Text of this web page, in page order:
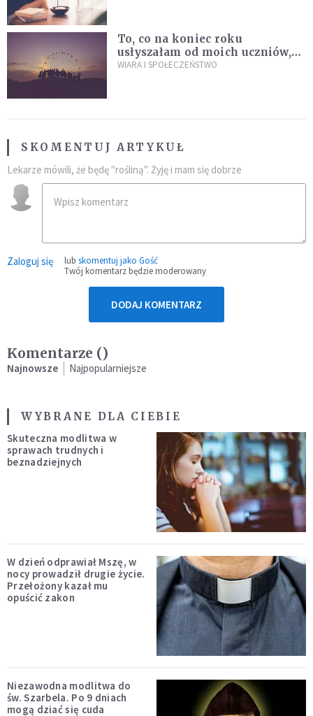
To, co na koniec roku
usłyszałam od moich uczniów,
idealnie tłumaczy nową
WIARA I SPOŁECZEŃSTWO
SKOMENTUJ ARTYKUŁ
Lekarze mówili, że będę "rośliną". Żyję i mam się dobrze
Zaloguj się lub skomentuj jako Gość
Twój komentarz będzie moderowany
DODAJ KOMENTARZ
Komentarze ()
Najnowsze Najpopularniejsze
WYBRANE DLA CIEBIE
Skuteczna modlitwa w
sprawach trudnych i
beznadziejnych
W dzień odprawiał Mszę, w
nocy prowadził drugie życie.
Przełożony kazał mu
opuścić zakon
Niezawodna modlitwa do
św. Szarbela. Po 9 dniach
mogą dziać się cuda